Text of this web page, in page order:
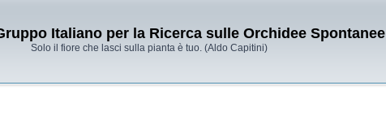
Italiano per la Ricerca sulle Orchidee Spontanee
Solo il fiore che lasci sulla pianta è tuo. (Aldo Capitini)